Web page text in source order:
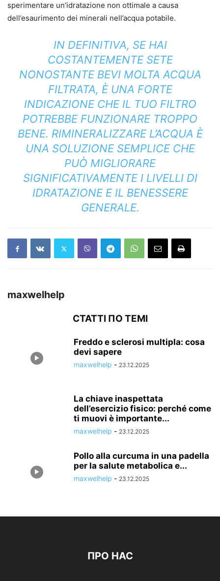
sperimentare un’idratazione non ottimale a causa
dell’esaurimento dei minerali nell’acqua potabile.
IN DEFINITIVA, SE HAI
COSTANTEMENTE SETE
NONOSTANTE BEVI MOLTA ACQUA
FILTRATA, È UNA FORTE
INDICAZIONE CHE IL TUO FILTRO
POTREBBE FUNZIONARE TROPPO
BENE. RIMINERALIZZARE L’ACQUA È
UNA SOLUZIONE SEMPLICE CHE
PUÒ MIGLIORARE
SIGNIFICATIVAMENTE I LIVELLI DI
IDRATAZIONE E IL BENESSERE
GENERALE.
maxwelhelp
СТАТТІ ПО ТЕМІ
Freddo e sclerosi multipla: cosa
devi sapere
maxwelhelp - 23.12.2025
La chiave inaspettata
dell’esercizio fisico: perché come
ti muovi è importante...
maxwelhelp - 23.12.2025
Pollo alla curcuma in una padella
per la salute metabolica e...
maxwelhelp - 23.12.2025
ПРО НАС